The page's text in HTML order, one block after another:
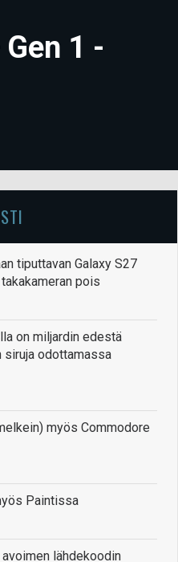
1 -
tiputtavan Galaxy S27
pois
on miljardin edestä
siruja odottamassa
myös Commodore
Paintissa
lähdekoodin